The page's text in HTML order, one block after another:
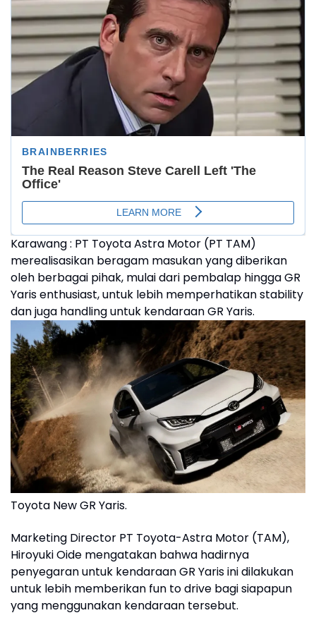
Karawang : PT Toyota Astra Motor (PT TAM)
merealisasikan beragam masukan yang diberikan
oleh berbagai pihak, mulai dari pembalap hingga GR
Yaris enthusiast, untuk lebih memperhatikan stability
dan juga handling untuk kendaraan GR Yaris.
Toyota New GR Yaris.
Marketing Director PT Toyota-Astra Motor (TAM),
Hiroyuki Oide mengatakan bahwa hadirnya
penyegaran untuk kendaraan GR Yaris ini dilakukan
untuk lebih memberikan fun to drive bagi siapapun
yang menggunakan kendaraan tersebut.